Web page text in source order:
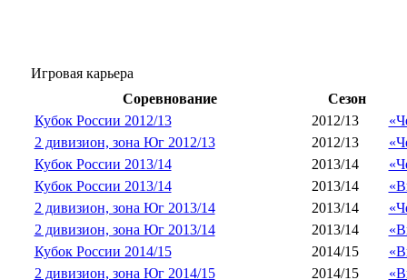
Игровая карьера
Соревнование
Сезон
Кубок России 2012/13
2012/13
2 дивизион, зона Юг 2012/13
2012/13
Кубок России 2013/14
2013/14
Кубок России 2013/14
2013/14
2 дивизион, зона Юг 2013/14
2013/14
2 дивизион, зона Юг 2013/14
2013/14
Кубок России 2014/15
2014/15
2 дивизион, зона Юг 2014/15
2014/15